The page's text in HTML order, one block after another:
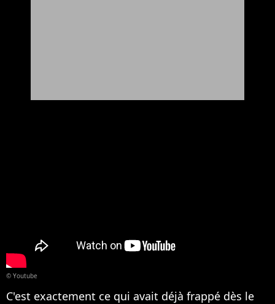
© Youtube
C'est exactement ce qui avait déjà frappé dès le